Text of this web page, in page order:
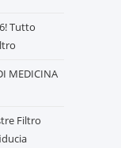
Tutto
MEDICINA
Filtro